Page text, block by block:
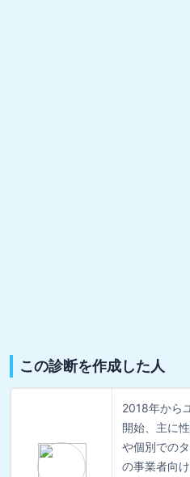
この診断を作成した人
2018年から
開始、主に
や個別での
の事業者向